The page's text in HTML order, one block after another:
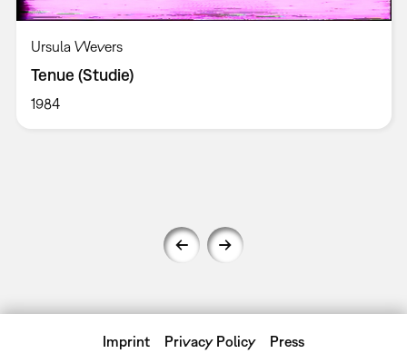
Ursula Wevers
Tenue (Studie)
1984
Imprint Privacy Policy Press